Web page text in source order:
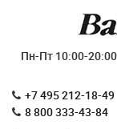
Пн-Пт 10:00-
+7 495 212-18-49
8 800 333-43-84